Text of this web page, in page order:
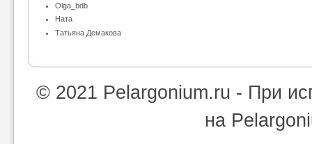
Olga_bdb
Ната
Татьяна Демакова
© 2021 Pelargonium.ru - При
на